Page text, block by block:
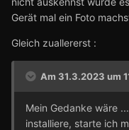
Gerät mal ein Foto
Gleich zuallererst :
Am 31.3.2023 um
Mein Gedanke wäre
installiere, starte ich